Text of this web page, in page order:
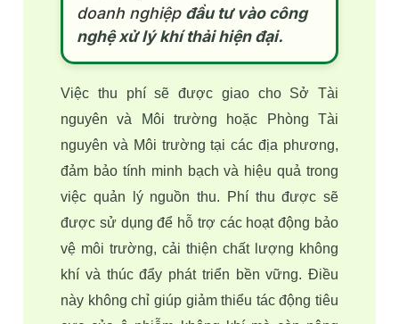
doanh nghiệp đầu tư vào công
nghệ xử lý khí thải hiện đại.
Việc thu phí sẽ được giao cho Sở Tài
nguyên và Môi trường hoặc Phòng Tài
nguyên và Môi trường tại các địa phương,
đảm bảo tính minh bạch và hiệu quả trong
việc quản lý nguồn thu. Phí thu được sẽ
được sử dụng để hỗ trợ các hoạt động bảo
vệ môi trường, cải thiện chất lượng không
khí và thúc đẩy phát triển bền vững. Điều
này không chỉ giúp giảm thiểu tác động tiêu